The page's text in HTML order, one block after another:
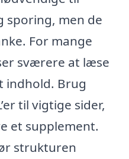
men de
For mange
sværere at læse
indhold. Brug
til vigtige sider,
et supplement.
strukturen